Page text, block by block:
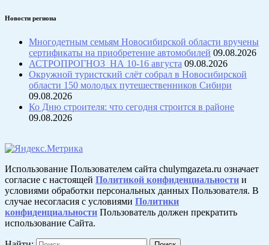
Новости региона
Многодетным семьям Новосибирской области вручены
сертификаты на приобретение автомобилей 09.08.2026
АСТРОПРОГНОЗ НА 10-16 августа 09.08.2026
Окружной туристский слёт собрал в Новосибирской
области 150 молодых путешественников Сибири
09.08.2026
Ко Дню строителя: что сегодня строится в районе
09.08.2026
Использование Пользователем сайта chulymgazeta.ru означает
согласие с настоящей Политикой конфиденциальности и
условиями обработки персональных данных Пользователя. В
случае несогласия с условиями Политики
конфиденциальности Пользователь должен прекратить
использование Сайта.